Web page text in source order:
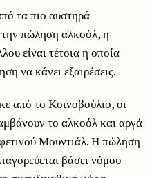
τα πιο αυστηρά
την πώληση αλκοόλ, η
είναι τέτοια η οποία
να κάνει εξαιρέσεις.
από το Κοινοβούλιο, οι
το αλκοόλ και αργά
Μουντιάλ. Η πώληση
βάσει νόμου